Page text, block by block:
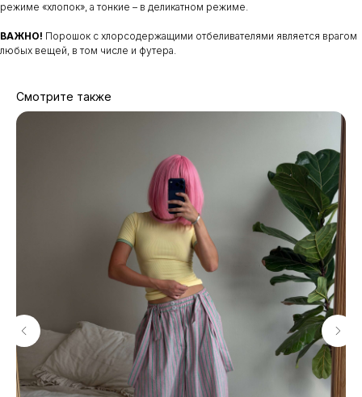
режиме «хлопок», а тонкие – в деликатном режиме.
ВАЖНО! Порошок с хлорсодержащими отбеливателями является врагом
любых вещей, в том числе и футера.
Смотрите также
смотреть в Яндекс. Картах
МАГАЗИНЫ
Потрогать, примерить,